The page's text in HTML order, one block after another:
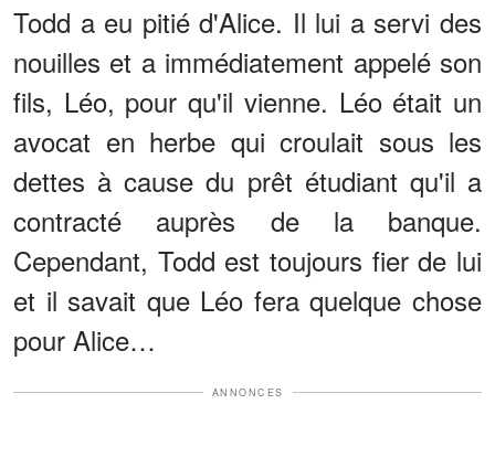
Todd a eu pitié d'Alice. Il lui a servi des
nouilles et a immédiatement appelé son
fils, Léo, pour qu'il vienne. Léo était un
avocat en herbe qui croulait sous les
dettes à cause du prêt étudiant qu'il a
contracté auprès de la banque.
Cependant, Todd est toujours fier de lui
et il savait que Léo fera quelque chose
pour Alice…
ANNONCES